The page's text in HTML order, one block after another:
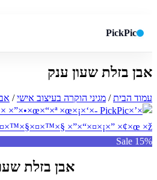
PickPic
חפש
אבן בזלת שעון ענק
עמוד הבית/ מגיני הוקרה בעיצוב אישי/
Sale 15%
אבן בזלת